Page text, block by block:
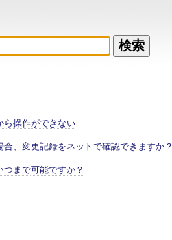
ら操作ができない
、変更記録をネットで確認できますか？
まで可能ですか？